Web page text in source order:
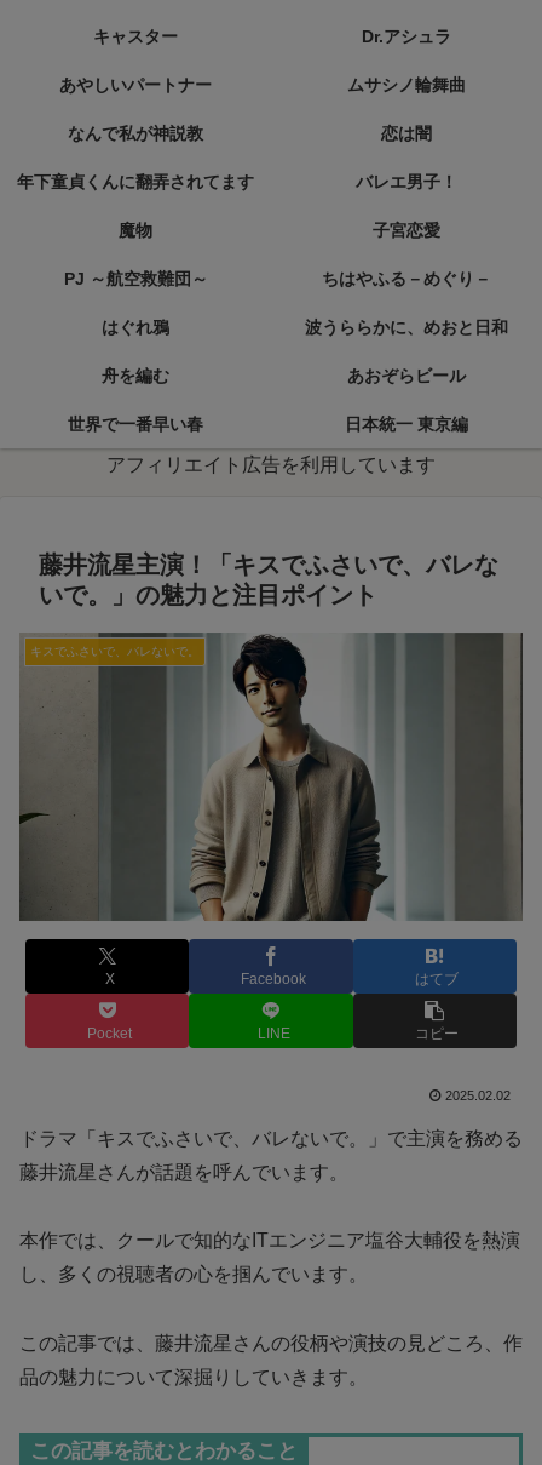
キャスター Dr.アシュラ
あやしいパートナー ムサシノ輪舞曲
なんで私が神説教 恋は闇
年下童貞くんに翻弄されてます バレエ男子！
魔物 子宮恋愛
PJ ～航空救難団～ ちはやふる－めぐり－
はぐれ鴉 波うららかに、めおと日和
舟を編む あおぞらビール
世界で一番早い春 日本統一 東京編
アフィリエイト広告を利用しています
藤井流星主演！「キスでふさいで、バレな
いで。」の魅力と注目ポイント
キスでふさいで、バレないで。
X Facebook はてブ
Pocket LINE コピー
2025.02.02
ドラマ「キスでふさいで、バレないで。」で主演を務める
藤井流星さんが話題を呼んでいます。
本作では、クールで知的なITエンジニア塩谷大輔役を熱演
し、多くの視聴者の心を掴んでいます。
この記事では、藤井流星さんの役柄や演技の見どころ、作
品の魅力について深掘りしていきます。
この記事を読むとわかること